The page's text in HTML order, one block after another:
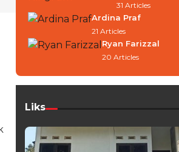
31 Articles
Ardina Praf
21 Articles
Ryan Farizzal
20 Articles
Liks